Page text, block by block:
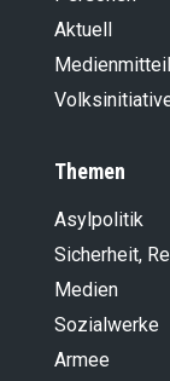
Aktuell
Themen
Asylpolitik
Sicherheit,
Medien
Sozialwerke
Armee